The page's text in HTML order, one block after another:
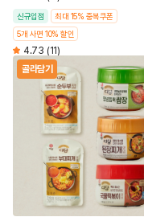
신규입점
최대 15% 중복쿠폰
5개 사면 10% 할인
4.73 (11)
골라담기